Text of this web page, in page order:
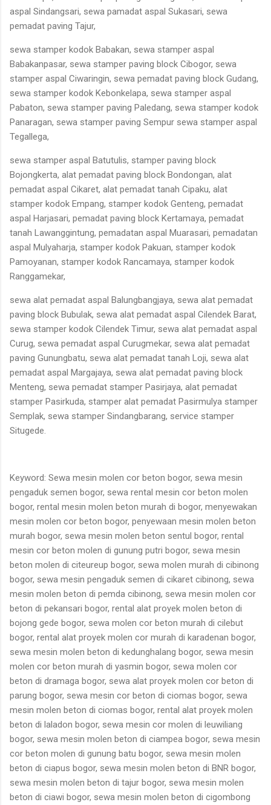
aspal Sindangsari, sewa pamadat aspal Sukasari, sewa
pemadat paving Tajur,
sewa stamper kodok Babakan, sewa stamper aspal
Babakanpasar, sewa stamper paving block Cibogor, sewa
stamper aspal Ciwaringin, sewa pemadat paving block Gudang,
sewa stamper kodok Kebonkelapa, sewa stamper aspal
Pabaton, sewa stamper paving Paledang, sewa stamper kodok
Panaragan, sewa stamper paving Sempur sewa stamper aspal
Tegallega,
sewa stamper aspal Batutulis, stamper paving block
Bojongkerta, alat pemadat paving block Bondongan, alat
pemadat aspal Cikaret, alat pemadat tanah Cipaku, alat
stamper kodok Empang, stamper kodok Genteng, pemadat
aspal Harjasari, pemadat paving block Kertamaya, pemadat
tanah Lawanggintung, pemadatan aspal Muarasari, pemadatan
aspal Mulyaharja, stamper kodok Pakuan, stamper kodok
Pamoyanan, stamper kodok Rancamaya, stamper kodok
Ranggamekar,
sewa alat pemadat aspal Balungbangjaya, sewa alat pemadat
paving block Bubulak, sewa alat pemadat aspal Cilendek Barat,
sewa stamper kodok Cilendek Timur, sewa alat pemadat aspal
Curug, sewa pemadat aspal Curugmekar, sewa alat pemadat
paving Gunungbatu, sewa alat pemadat tanah Loji, sewa alat
pemadat aspal Margajaya, sewa alat pemadat paving block
Menteng, sewa pemadat stamper Pasirjaya, alat pemadat
stamper Pasirkuda, stamper alat pemadat Pasirmulya stamper
Semplak, sewa stamper Sindangbarang, service stamper
Situgede.
Keyword: Sewa mesin molen cor beton bogor, sewa mesin
pengaduk semen bogor, sewa rental mesin cor beton molen
bogor, rental mesin molen beton murah di bogor, menyewakan
mesin molen cor beton bogor, penyewaan mesin molen beton
murah bogor, sewa mesin molen beton sentul bogor, rental
mesin cor beton molen di gunung putri bogor, sewa mesin
beton molen di citeureup bogor, sewa molen murah di cibinong
bogor, sewa mesin pengaduk semen di cikaret cibinong, sewa
mesin molen beton di pemda cibinong, sewa mesin molen cor
beton di pekansari bogor, rental alat proyek molen beton di
bojong gede bogor, sewa molen cor beton murah di cilebut
bogor, rental alat proyek molen cor murah di karadenan bogor,
sewa mesin molen beton di kedunghalang bogor, sewa mesin
molen cor beton murah di yasmin bogor, sewa molen cor
beton di dramaga bogor, sewa alat proyek molen cor beton di
parung bogor, sewa mesin cor beton di ciomas bogor, sewa
mesin molen beton di ciomas bogor, rental alat proyek molen
beton di laladon bogor, sewa mesin cor molen di leuwiliang
bogor, sewa mesin molen beton di ciampea bogor, sewa mesin
cor beton molen di gunung batu bogor, sewa mesin molen
beton di ciapus bogor, sewa mesin molen beton di BNR bogor,
sewa mesin molen beton di tajur bogor, sewa mesin molen
beton di ciawi bogor, sewa mesin molen beton di cigombong